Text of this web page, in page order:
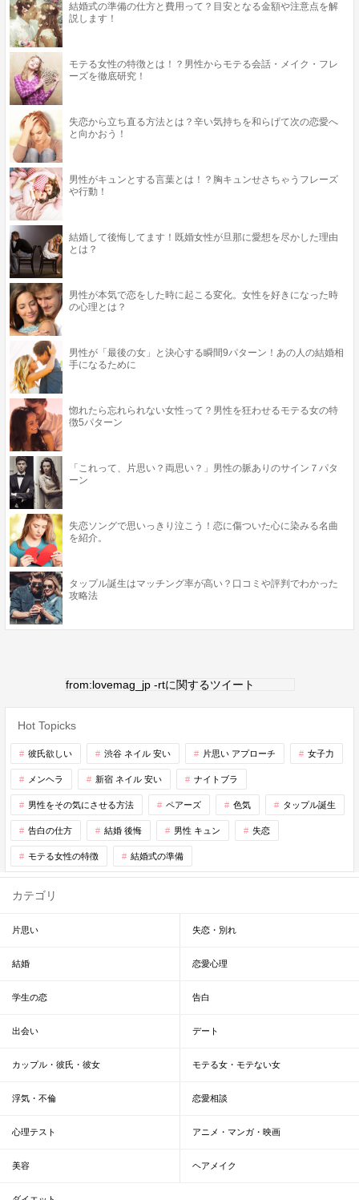
結婚式の準備の仕方と費用って？目安となる金額や注意点を解
説します！
モテる女性の特徴とは！？男性からモテる会話・メイク・フレ
ーズを徹底研究！
失恋から立ち直る方法とは？辛い気持ちを和らげて次の恋愛へ
と向かおう！
男性がキュンとする言葉とは！？胸キュンせさちゃうフレーズ
や行動！
結婚して後悔してます！既婚女性が旦那に愛想を尽かした理由
とは？
男性が本気で恋をした時に起こる変化。女性を好きになった時
の心理とは？
男性が「最後の女」と決心する瞬間9パターン！あの人の結婚相
手になるために
惚れたら忘れられない女性って？男性を狂わせるモテる女の特
徴5パターン
「これって、片思い？両思い？」男性の脈ありのサイン７パタ
ーン
失恋ソングで思いっきり泣こう！恋に傷ついた心に染みる名曲
を紹介。
タップル誕生はマッチング率が高い？口コミや評判でわかった
攻略法
from:lovemag_jp -rtに関するツイート
Hot Topicks
彼氏欲しい 渋谷 ネイル 安い 片思い アプローチ 女子力
メンヘラ 新宿 ネイル 安い ナイトブラ
男性をその気にさせる方法 ペアーズ 色気 タップル誕生
告白の仕方 結婚 後悔 男性 キュン 失恋
モテる女性の特徴 結婚式の準備
カテゴリ
片思い 失恋・別れ
結婚 恋愛心理
学生の恋 告白
出会い デート
カップル・彼氏・彼女 モテる女・モテない女
浮気・不倫 恋愛相談
心理テスト アニメ・マンガ・映画
美容 ヘアメイク